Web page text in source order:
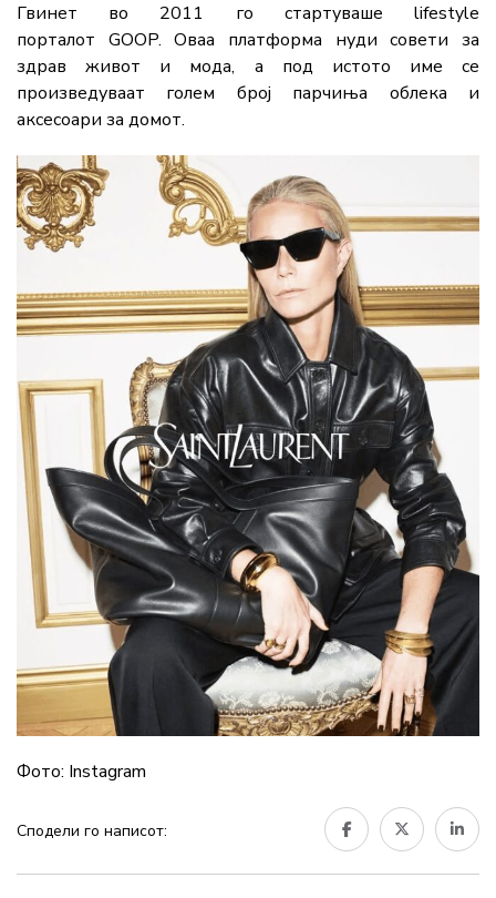
Гвинет во 2011 го стартуваше lifestyle
порталот GOOP. Оваа платформа нуди совети за
здрав живот и мода, а под истото име се
произведуваат голем број парчиња облека и
аксесоари за домот.
Фото: Instagram
Сподели го написот: